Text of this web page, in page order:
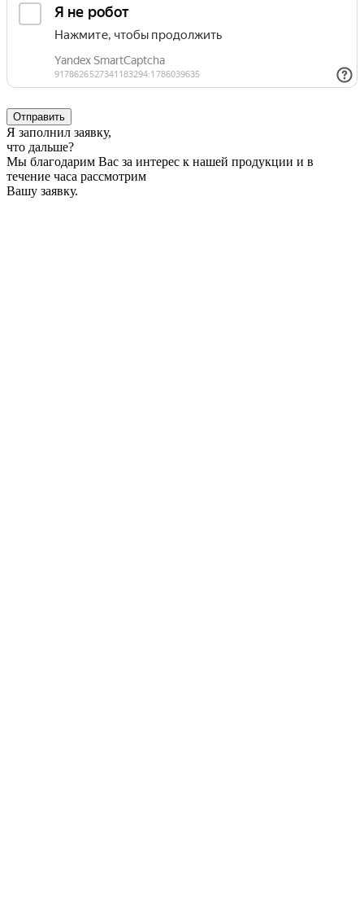
Отправить
Я заполнил заявку,
что дальше?
Мы благодарим Вас за интерес к нашей продукции и в
течение часа рассмотрим
Вашу заявку.